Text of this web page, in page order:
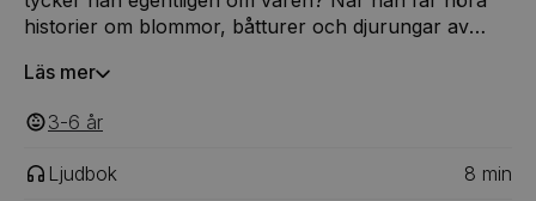
historier om blommor, båtturer och djurungar av
knappt kan bärga sig! Men när kommer våren
Läs mer
3-6 ‎‎ år
Ljudbok 8 min